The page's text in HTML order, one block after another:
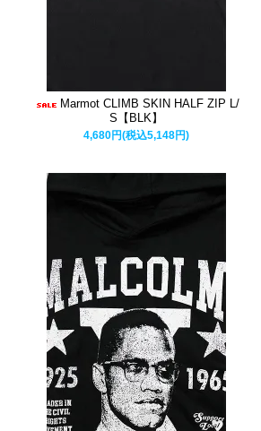
Marmot CLIMB SKIN HALF ZIP L/
S【BLK】
4,680円(税込5,148円)